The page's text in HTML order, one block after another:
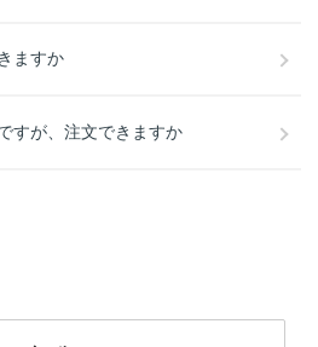
ますか
すが、注文できますか